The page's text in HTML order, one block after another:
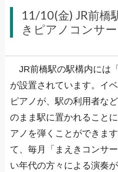
11/10(金) JR前橋
きピアノコンサー
JR前橋駅の駅構内には
が設置されています。イ
ピアノが、駅の利用者な
のまま駅に置かれること
アノを弾くことができま
て、毎月「まえきコンサ
い年代の方々による演奏